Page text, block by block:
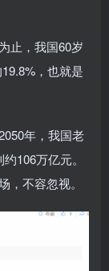
止，我国60岁
，也就是
年，我国老
106万亿元。
不容忽视。